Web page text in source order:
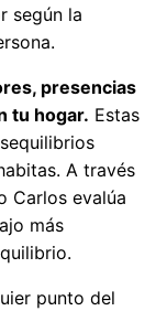
según la
presencias
tu hogar. Estas
A través
Carlos evalúa
más
punto del